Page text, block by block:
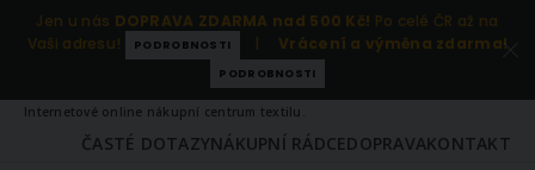
Jen u nás DOPRAVA ZDARMA nad 500 Kč! Po celé ČR až na
Vaši adresu!
PODROBNOSTI | Vrácení a výměna zdarma!
PODROBNOSTI
Internetové online nákupní centrum textilu.
ČASTÉ DOTAZYNÁKUPNÍ RÁDCEDOPRAVAKONTAKT